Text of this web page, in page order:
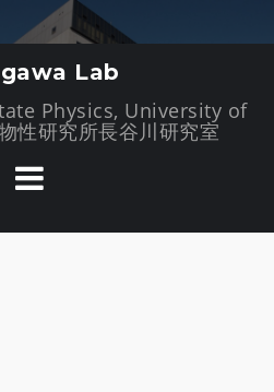
Lab
Physics, University of
研究所長谷川研究室